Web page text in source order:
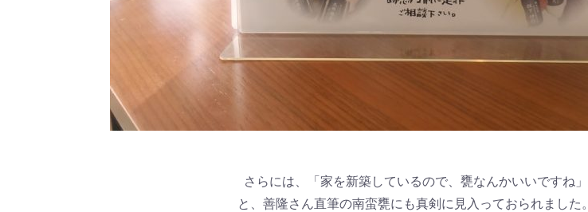
さらには、「家を新築しているので、甕なんかいいですね」
と、善隆さん直筆の南蛮甕にも真剣に見入っておられました。